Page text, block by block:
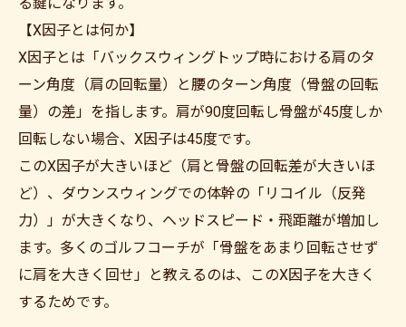
【X因子とは何か】
X因子とは「バックスウィングトップ時における肩のタ
ーン角度（肩の回転量）と腰のターン角度（骨盤の回転
量）の差」を指します。肩が90度回転し骨盤が45度しか
回転しない場合、X因子は45度です。
このX因子が大きいほど（肩と骨盤の回転差が大きいほ
ど）、ダウンスウィングでの体幹の「リコイル（反発
力）」が大きくなり、ヘッドスピード・飛距離が増加し
ます。多くのゴルフコーチが「骨盤をあまり回転させず
に肩を大きく回せ」と教えるのは、このX因子を大きく
するためです。